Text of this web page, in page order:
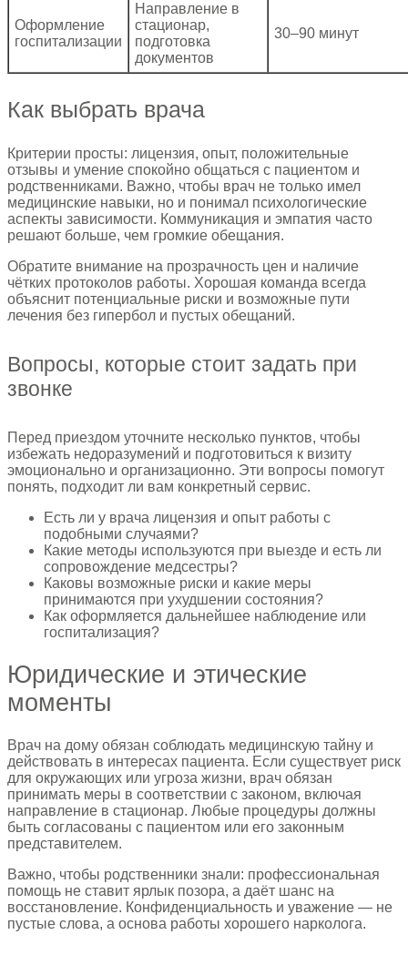
Оформление
госпитализации
Направление в
стационар,
подготовка
документов
30–90 минут
Как выбрать врача
Критерии просты: лицензия, опыт, положительные
отзывы и умение спокойно общаться с пациентом и
родственниками. Важно, чтобы врач не только имел
медицинские навыки, но и понимал психологические
аспекты зависимости. Коммуникация и эмпатия часто
решают больше, чем громкие обещания.
Обратите внимание на прозрачность цен и наличие
чётких протоколов работы. Хорошая команда всегда
объяснит потенциальные риски и возможные пути
лечения без гипербол и пустых обещаний.
Вопросы, которые стоит задать при
звонке
Перед приездом уточните несколько пунктов, чтобы
избежать недоразумений и подготовиться к визиту
эмоционально и организационно. Эти вопросы помогут
понять, подходит ли вам конкретный сервис.
Есть ли у врача лицензия и опыт работы с
подобными случаями?
Какие методы используются при выезде и есть ли
сопровождение медсестры?
Каковы возможные риски и какие меры
принимаются при ухудшении состояния?
Как оформляется дальнейшее наблюдение или
госпитализация?
Юридические и этические
моменты
Врач на дому обязан соблюдать медицинскую тайну и
действовать в интересах пациента. Если существует риск
для окружающих или угроза жизни, врач обязан
принимать меры в соответствии с законом, включая
направление в стационар. Любые процедуры должны
быть согласованы с пациентом или его законным
представителем.
Важно, чтобы родственники знали: профессиональная
помощь не ставит ярлык позора, а даёт шанс на
восстановление. Конфиденциальность и уважение — не
пустые слова, а основа работы хорошего нарколога.